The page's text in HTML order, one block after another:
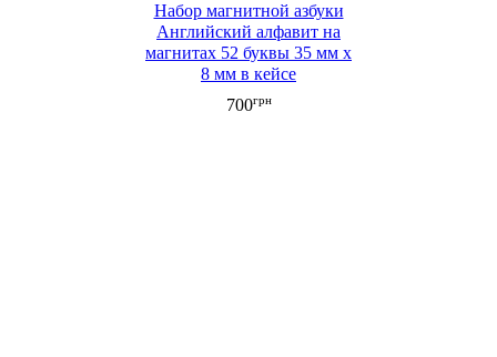
Набор магнитной азбуки
Английский алфавит на
магнитах 52 буквы 35 мм х
8 мм в кейсе
700грн